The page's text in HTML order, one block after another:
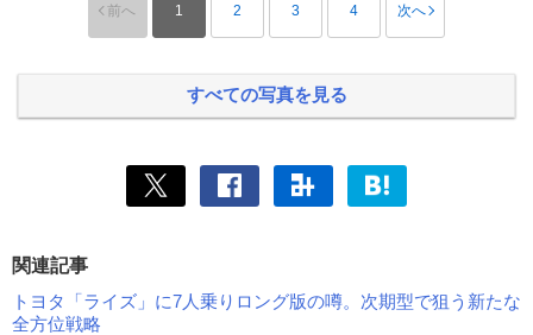
前へ 1 2 3 4 次へ
すべての写真を見る
関連記事
トヨタ「ライズ」に7人乗りロング版の噂。次期型で狙う新たな
全方位戦略